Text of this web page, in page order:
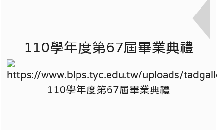
110學年度第67屆畢業典禮